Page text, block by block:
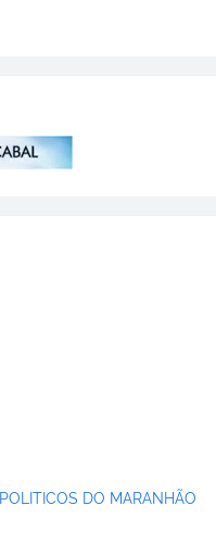
DO MARANHÃO